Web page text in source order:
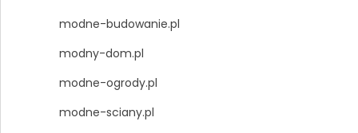
modne-budowanie.pl
modny-dom.pl
modne-ogrody.pl
modne-sciany.pl